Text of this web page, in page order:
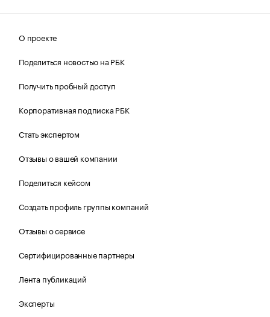
О проекте
Поделиться новостью на РБК
Получить пробный доступ
Корпоративная подписка РБК
Стать экспертом
Отзывы о вашей компании
Поделиться кейсом
Создать профиль группы компаний
Отзывы о сервисе
Сертифицированные партнеры
Лента публикаций
Эксперты